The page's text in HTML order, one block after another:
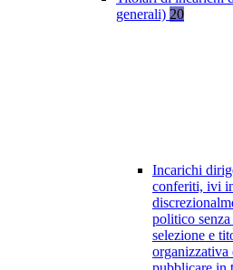
generali) 20
Incarichi
conferiti, ivi
politico
selezione e